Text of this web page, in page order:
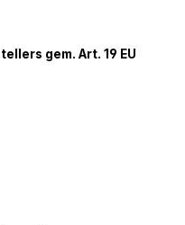
gem. Art. 19 EU